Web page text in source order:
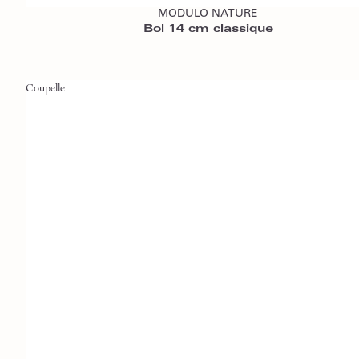
MODULO NATURE
Bol 14 cm classique
Coupelle